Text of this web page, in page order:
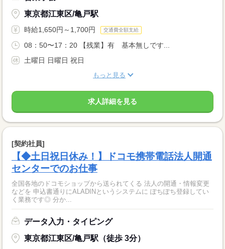
東京都江東区/亀戸駅
時給1,650円～1,700円 交通費全額支給
08：50〜17：20 【残業】有 基本無しです...
土曜日 日曜日 祝日
もっと見る
求人詳細を見る
[契約社員]
【◆土日祝日休み！】ドコモ携帯電話法人開通
センターでのお仕事
全国各地のドコモショップから送られてくる 法人の開通・情報変更
などを 申込書通りにALADINというシステムに ぽちぽち登録してい
く業務です◎ 分か...
データ入力・タイピング
東京都江東区/亀戸駅（徒歩 3分）